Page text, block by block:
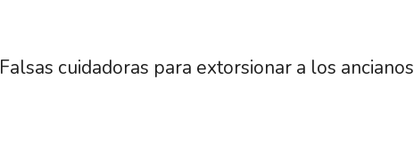
Falsas cuidadoras para extorsionar a los ancianos